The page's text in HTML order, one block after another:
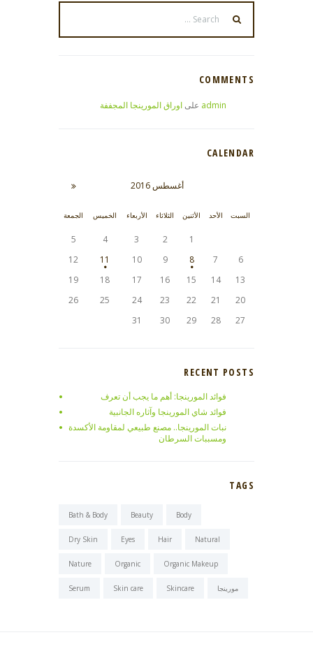
COMMENTS
admin علىاوراق المورينجا المجففة
CALENDAR
أغسطس2016
السبت الأحد الأثنين الثلاثاء الأربعاء الخميس الجمعة
1
2
3
4
5
6
7
8
9
10
11
12
13
14
15
16
17
18
19
20
21
22
23
24
25
26
27
28
29
30
31
RECENT POSTS
فوائد المورينجا: أهم ما يجب أن تعرف
فوائد شاي المورينجا وآثاره الجانبية
نبات المورينجا.. مصنع طبيعي لمقاومة الأكسدة
ومسببات السرطان
TAGS
Bath & Body Beauty Body
Dry Skin Eyes Hair Natural
Nature Organic Organic Makeup
Serum Skin care Skincare مورينجا